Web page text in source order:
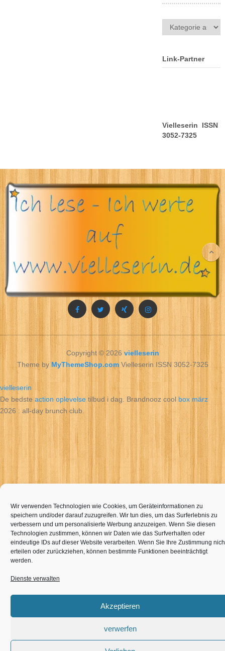
Kategorien
Link-Partner
Vielleserin ISSN
3052-7325
Copyright © 2026vielleserin
Theme by MyThemeShop.comVielleserin ISSN 3052-7325
vielleserin
Wir verwenden Technologien wie Cookies, um Geräteinformationen zu
speichern und/oder darauf zuzugreifen. Wir tun dies, um das Surferlebnis zu
verbessern und um personalisierte Werbung anzuzeigen. Wenn Sie diesen
Technologien zustimmen, können wir Daten wie das Surfverhalten oder
eindeutige IDs auf dieser Website verarbeiten. Wenn Sie Ihre Zustimmung
erteilen oder zurückziehen, können bestimmte Funktionen beeinträchtigt
werden.
Dienste verwalten
Akzeptieren
verwerfen
De bedsteaction oplevelsetilbud i dag. Brandnooz coolbox märz
2026 : all‑day brunch club.